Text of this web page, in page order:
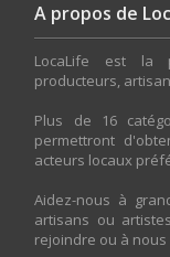
A propos de
LocaLife est la
producteurs,
Plus de 16
permettront
acteurs locaux
Aidez-nous à
artisans ou
rejoindre ou à